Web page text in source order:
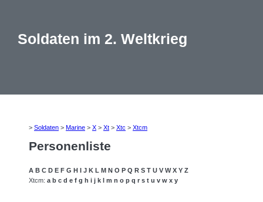
Soldaten im 2. Weltkrieg
> Soldaten > Marine > X > Xt > Xtc > Xtcm
Personenliste
A B C D E F G H I J K L M N O P Q R S T U V W X Y Z
Xtcm: a b c d e f g h i j k l m n o p q r s t u v w x y